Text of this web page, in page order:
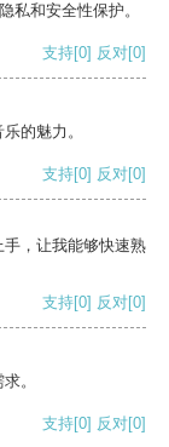
私和安全性保护。
支持[0] 反对[0]
的魅力。
支持[0] 反对[0]
，让我能够快速熟
支持[0] 反对[0]
。
支持[0] 反对[0]